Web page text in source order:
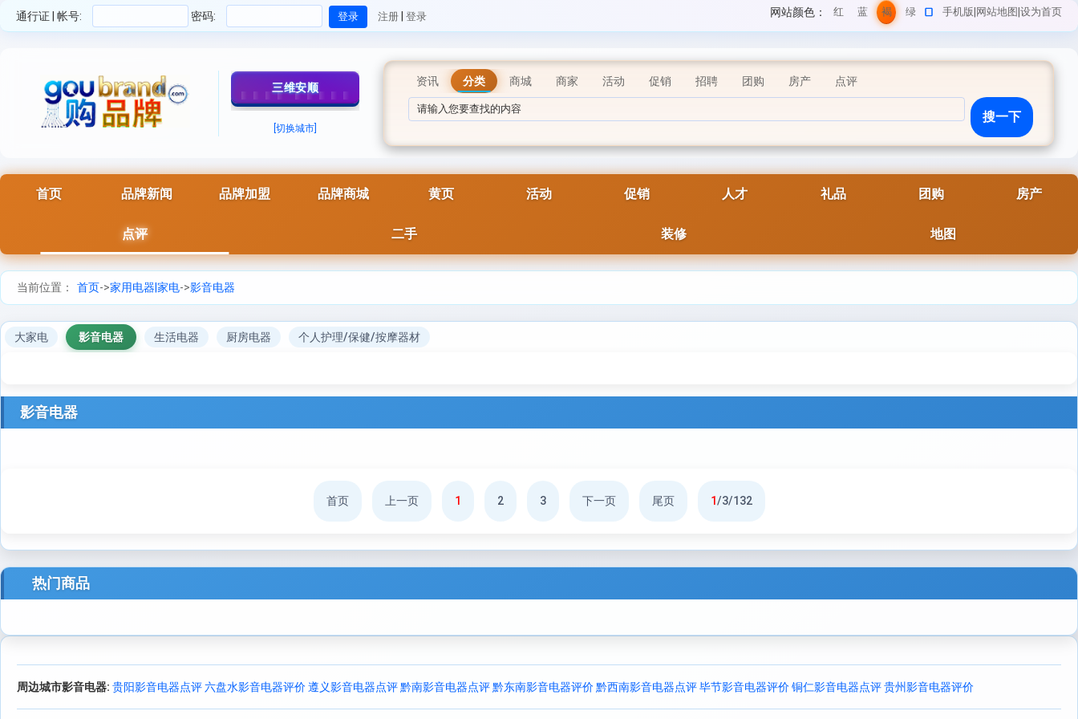
通行证 | 帐号: 密码: 注册 | 登录 手机版 网站地图 设为首页
红
色
蓝
色
褐
色
绿
色
网站颜色：
三维安顺
[切换城市]
资讯 分类 商城 商家 活动 促销 招聘 团购 房产 点评
首页 品牌新闻 品牌加盟 品牌商城 黄页 活动 促销 人才 礼品 团购 房产
点评 二手 装修 地图
当前位置： 首页->家用电器|家电->影音电器
大家电 影音电器 生活电器 厨房电器 个人护理/保健/按摩器材
影音电器
首页 上一页 1 2 3 下一页 尾页 1/3/132
热门商品
周边城市影音电器: 贵阳影音电器点评六盘水影音电器评价遵义影音电器点评黔南影音电器点评黔东南影音电器评价黔西南影音电器点评毕节影音电器评价铜仁影音电器点评贵州影音电器评价